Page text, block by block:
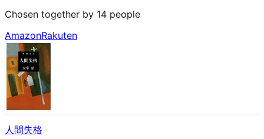
Chosen together by 14 people
AmazonRakuten
人間失格